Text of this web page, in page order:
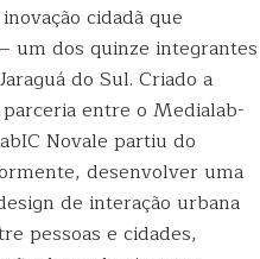
cidadã que
– um dos quinze integrantes
do Sul. Criado a
entre o Medialab-
Novale partiu do
desenvolver uma
de interação urbana
pessoas e cidades,